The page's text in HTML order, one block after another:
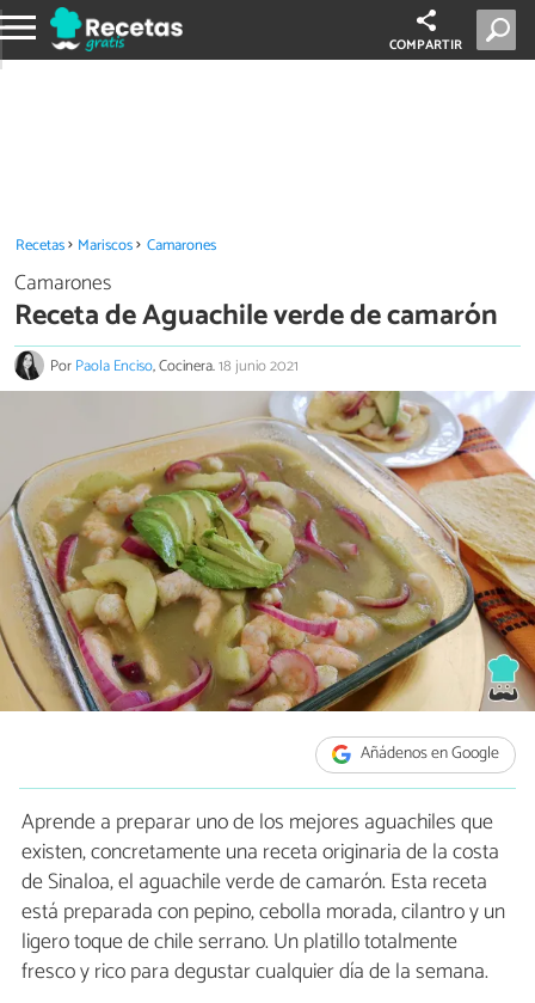
COMPARTIR
Recetas Mariscos Camarones
Camarones
Receta de Aguachile verde de camarón
PorPaola Enciso, Cocinera.18 junio 2021
Añádenos en Google
Aprende a preparar uno de los mejores aguachiles que
existen, concretamente una receta originaria de la costa
de Sinaloa, el aguachile verde de camarón. Esta receta
está preparada con pepino, cebolla morada, cilantro y un
ligero toque de chile serrano. Un platillo totalmente
fresco y rico para degustar cualquier día de la semana.